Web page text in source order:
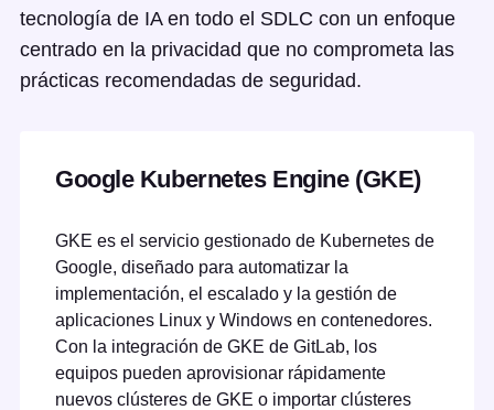
tecnología de IA en todo el SDLC con un enfoque
centrado en la privacidad que no comprometa las
prácticas recomendadas de seguridad.
Google Kubernetes Engine (GKE)
GKE es el servicio gestionado de Kubernetes de
Google, diseñado para automatizar la
implementación, el escalado y la gestión de
aplicaciones Linux y Windows en contenedores.
Con la integración de GKE de GitLab, los
equipos pueden aprovisionar rápidamente
nuevos clústeres de GKE o importar clústeres